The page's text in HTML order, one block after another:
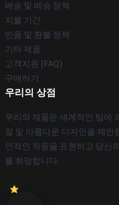
배송 및 배송 정책
지불 기간
반품 및 환불 정책
기타 제품
고객지원 (FAQ)
구매하기
우리의 상점
우리의 제품은 세계적인 팀에
질 및 아름다운 디자인을 제안
인적인 작풍을 표현하고 당신
를 희망합니다.